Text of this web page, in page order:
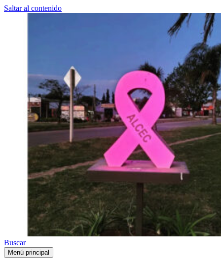
Saltar al contenido
Buscar
Menú principal